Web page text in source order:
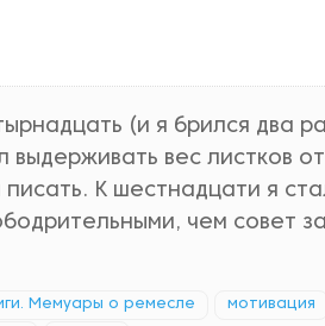
(и я брился два
выдерживать вес листков
К шестнадцати я
чем совет
Мемуары о ремесле мотивация